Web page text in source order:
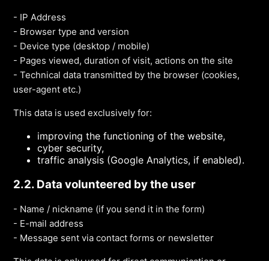
- IP Address
- Browser type and version
- Device type (desktop / mobile)
- Pages viewed, duration of visit, actions on the site
- Technical data transmitted by the browser (cookies,
user-agent etc.)
This data is used exclusively for:
improving the functioning of the website,
cyber security,
traffic analysis (Google Analytics, if enabled).
2.2. Data volunteered by the user
- Name / nickname (if you send it in the form)
- E-mail address
- Message sent via contact forms or newsletter